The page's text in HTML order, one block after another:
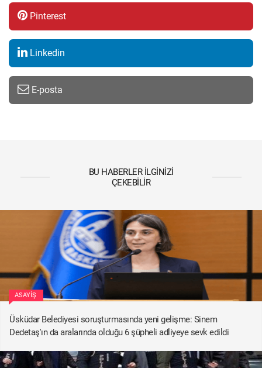
Pinterest
Linkedin
E-posta
BU HABERLER İLGINIZI
ÇEKEBILIR
ASAYIŞ
Üsküdar Belediyesi soruşturmasında yeni gelişme: Sinem
Dedetaş'ın da aralarında olduğu 6 şüpheli adliyeye sevk edildi